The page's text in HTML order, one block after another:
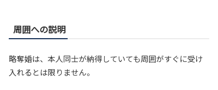
周囲への説明
略奪婚は、本人同士が納得していても周囲がすぐに受け
入れるとは限りません。